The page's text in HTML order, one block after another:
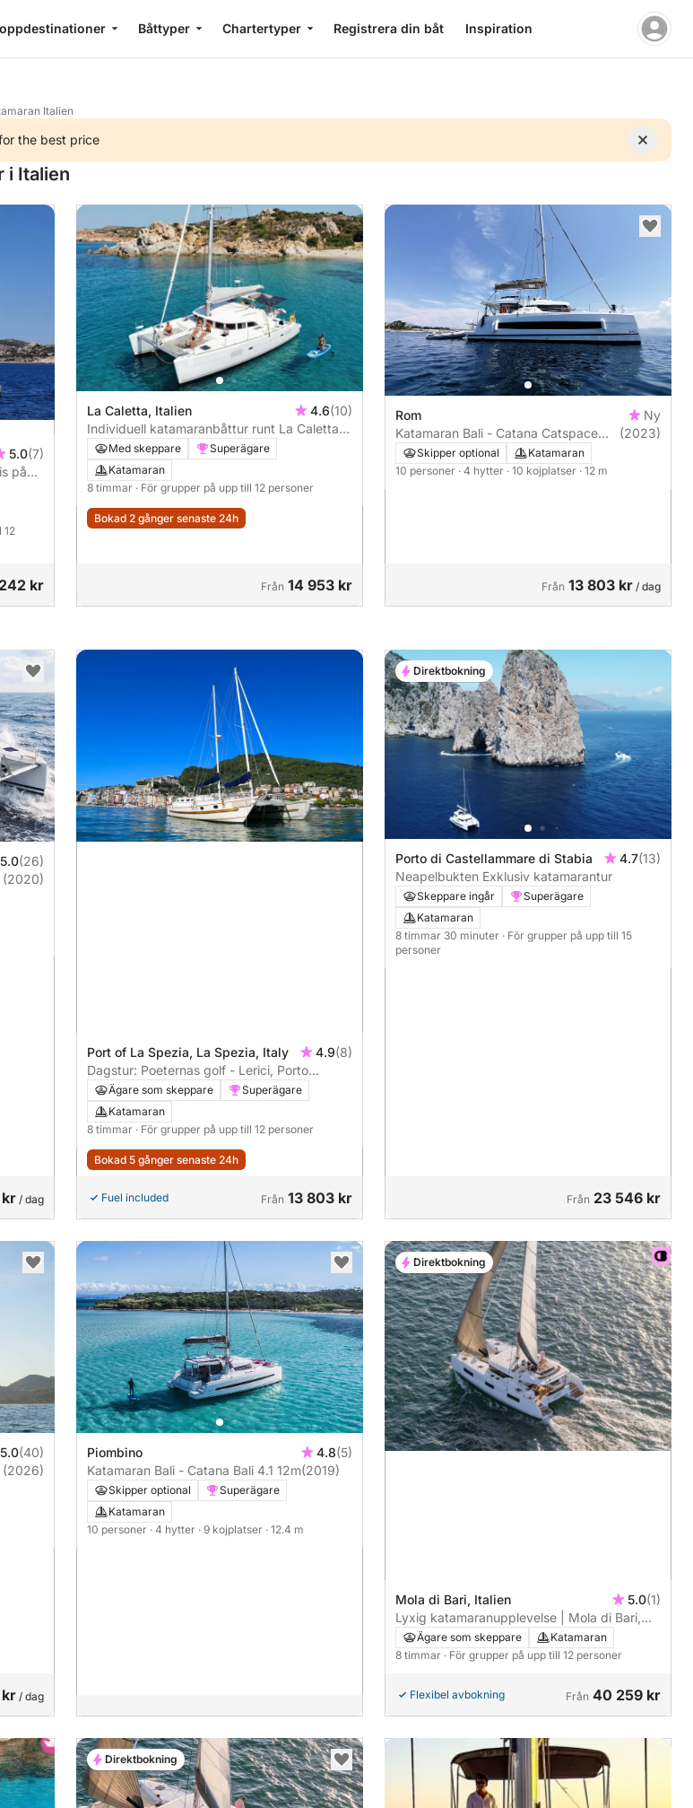
Båttyper Chartertyper Registrera din båt Inspiration
Italien
the best price
i Italien
5.0(7)
på
12
kr
La Caletta, Italien 4.6(10)
Individuell katamaranbåttur runt La Caletta
(nära Olbia)
Med skeppare
Superägare
Katamaran
8 timmar · För grupper på upp till 12 personer
Bokad 2 gånger senaste 24h
Från 14 953 kr
Rom
Ny
Katamaran Bali - Catana Catspace
12m
(2023)
Skipper optional
Katamaran
10 personer · 4 hytter · 10 kojplatser · 12 m
Från 13 803 kr / dag
5.0(26)
(2020)
kr/ dag
Port of La Spezia, La Spezia, Italy 4.9(8)
Dagstur: Poeternas golf - Lerici, Porto
Venere, Palmaria
Ägare som skeppare
Superägare
Katamaran
8 timmar · För grupper på upp till 12 personer
Bokad 5 gånger senaste 24h
Fuel included Från 13 803 kr
Porto di Castellammare di Stabia 4.7(13)
Neapelbukten Exklusiv katamarantur
Skeppare ingår
Superägare
Katamaran
8 timmar 30 minuter · För grupper på upp till 15
personer
Från 23 546 kr
Direktbokning
5.0(40)
(2026)
kr / dag
Piombino 4.8(5)
Katamaran Bali - Catana Bali 4.1 12m(2019)
Skipper optional
Superägare
Katamaran
10 personer · 4 hytter · 9 kojplatser · 12.4 m
Mola di Bari, Italien 5.0(1)
Lyxig katamaranupplevelse | Mola di Bari,
Polignano och Monopoli
Ägare som skeppare
Katamaran
8 timmar · För grupper på upp till 12 personer
Flexibel avbokning Från 40 259 kr
Direktbokning
Direktbokning